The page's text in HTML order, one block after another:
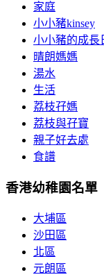
家庭
小小豬kinsey
小小豬的成長
晴朗媽媽
湯水
生活
荔枝孖媽
荔枝與孖寶
親子好去處
食譜
香港幼稚園名單
大埔區
沙田區
北區
元朗區